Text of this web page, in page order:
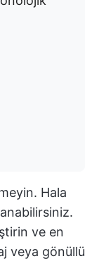
Hala
ve en
veya gönüllü